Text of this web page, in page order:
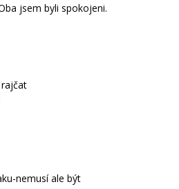
jsem byli spokojeni.
nemusí ale být